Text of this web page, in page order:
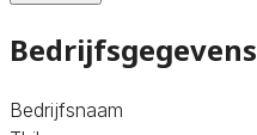
Bedrijfsgegevens
Bedrijfsnaam